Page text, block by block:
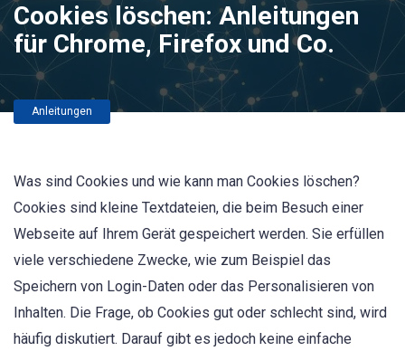
Cookies löschen: Anleitungen
für Chrome, Firefox und Co.
Anleitungen
Was sind Cookies und wie kann man Cookies löschen?
Cookies sind kleine Textdateien, die beim Besuch einer
Webseite auf Ihrem Gerät gespeichert werden. Sie erfüllen
viele verschiedene Zwecke, wie zum Beispiel das
Speichern von Login-Daten oder das Personalisieren von
Inhalten. Die Frage, ob Cookies gut oder schlecht sind, wird
häufig diskutiert. Darauf gibt es jedoch keine einfache